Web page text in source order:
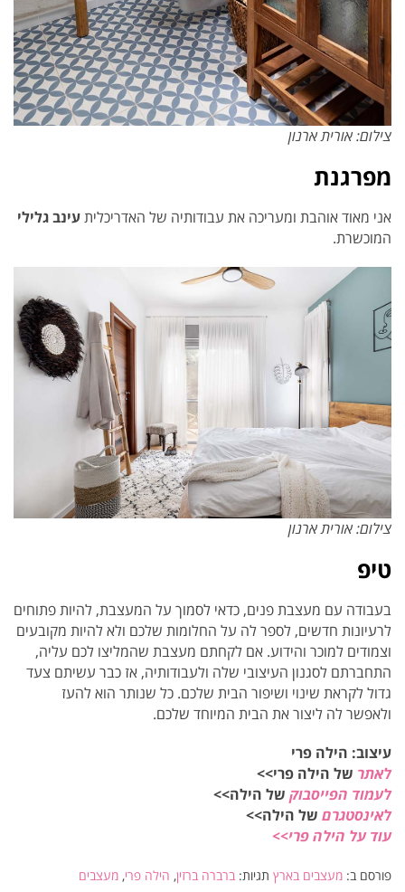
צילום: אורית ארנון
מפרגנת
אני מאוד אוהבת ומעריכה את עבודותיה של האדריכליתעינב גלילי
המוכשרת.
צילום: אורית ארנון
טיפ
בעבודה עם מעצבת פנים, כדאי לסמוך על המעצבת, להיות פתוחים
לרעיונות חדשים, לספר לה על החלומות שלכם ולא להיות מקובעים
וצמודים למוכר והידוע. אם לקחתם מעצבת שהמליצו לכם עליה,
התחברתם לסגנון העיצובי שלה ולעבודותיה, אז כבר עשיתם צעד
גדול לקראת שינוי ושיפור הבית שלכם. כל שנותר הוא להעז
ולאפשר לה ליצור את הבית המיוחד שלכם.
עיצוב: הילה פרי
לאתר של הילה פרי>>
לעמוד הפייסבוק של הילה>>
לאינסטגרם של הילה>>
עוד על הילה פרי>>
פורסם ב: מעצבים בארץ תגיות: ברברה ברזין, הילה פרי, מעצבים